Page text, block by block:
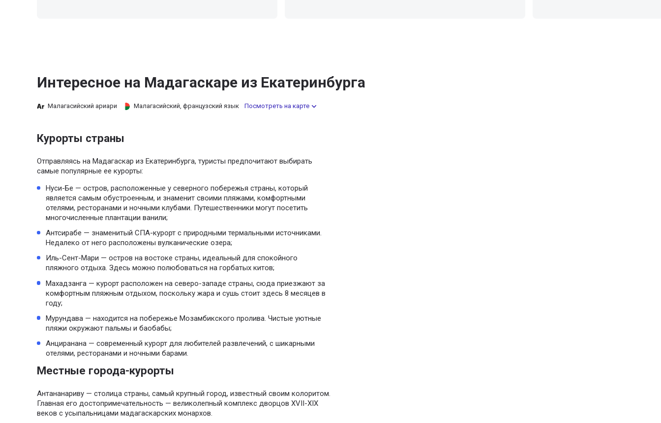
Интересное на Мадагаскаре из Екатеринбурга
Малагасийский ариари Малагасийский, французский язык Посмотреть на карте
Курорты страны
Отправляясь на Мадагаскар из Екатеринбурга, туристы предпочитают выбирать
самые популярные ее курорты:
Нуси-Бе — остров, расположенные у северного побережья страны, который
является самым обустроенным, и знаменит своими пляжами, комфортными
отелями, ресторанами и ночными клубами. Путешественники могут посетить
многочисленные плантации ванили;
Антсирабе — знаменитый СПА-курорт с природными термальными источниками.
Недалеко от него расположены вулканические озера;
Иль-Сент-Мари — остров на востоке страны, идеальный для спокойного
пляжного отдыха. Здесь можно полюбоваться на горбатых китов;
Махадзанга — курорт расположен на северо-западе страны, сюда приезжают за
комфортным пляжным отдыхом, поскольку жара и сушь стоит здесь 8 месяцев в
году;
Мурундава — находится на побережье Мозамбикского пролива. Чистые уютные
пляжи окружают пальмы и баобабы;
Анциранана — современный курорт для любителей развлечений, с шикарными
отелями, ресторанами и ночными барами.
Местные города-курорты
Антананариву — столица страны, самый крупный город, известный своим колоритом.
Главная его достопримечательность — великолепный комплекс дворцов XVII-XIX
веков с усыпальницами мадагаскарских монархов.